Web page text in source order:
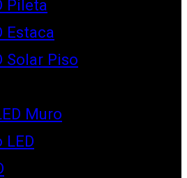
Pileta
Estaca
Solar Piso
Muro